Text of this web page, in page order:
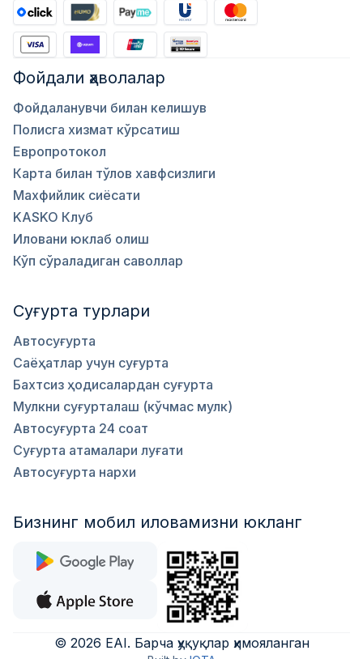
Фойдали ҳаволалар
Фойдаланувчи билан келишув
Полисга хизмат кўрсатиш
Европротокол
Карта билан тўлов хавфсизлиги
Махфийлик сиёсати
KASKO Клуб
Иловани юклаб олиш
Кўп сўраладиган саволлар
Суғурта турлари
Автосуғурта
Саёҳатлар учун суғурта
Бахтсиз ҳодисалардан суғурта
Мулкни суғурталаш (кўчмас мулк)
Автосуғурта 24 соат
Суғурта атамалари луғати
Автосуғурта нархи
Бизнинг мобил иловамизни юкланг
© 2026 EAI. Барча ҳуқуқлар ҳимояланган